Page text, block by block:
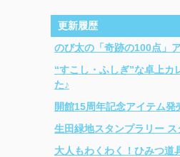
更新履歴
のび太の「奇跡の100点」
“すこし・ふしぎ”な卓上カ
た♪
開館15周年記念アイテム発
生田緑地スタンプラリー ス
大人もわくわく！ひみつ道